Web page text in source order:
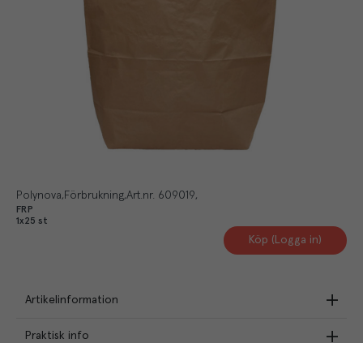
Polynova Förbrukning Art.nr. 609019
FRP
1x25 st
Köp (Logga in)
Artikelinformation
Praktisk info